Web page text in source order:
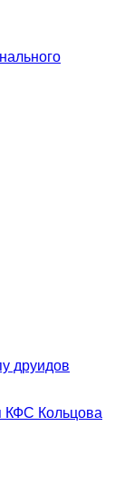
друидов
КФС Кольцова